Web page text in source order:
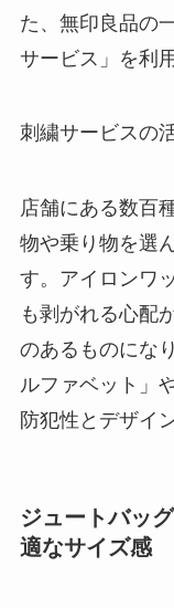
た、無印良品の
サービス」を利
刺繍サービスの
店舗にある数百
物や乗り物を選
す。アイロンワ
も剥がれる心配
のあるものにな
ルファベット」
防犯性とデザイ
ジュートバッ
適なサイズ感